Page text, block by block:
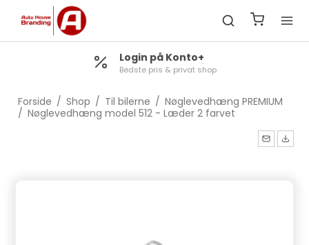
Login på Konto+
Bedste pris & privat shop
Forside / Shop / Til bilerne / Nøglevedhæng PREMIUM
/ Nøglevedhæng model 512 - Læder 2 farvet